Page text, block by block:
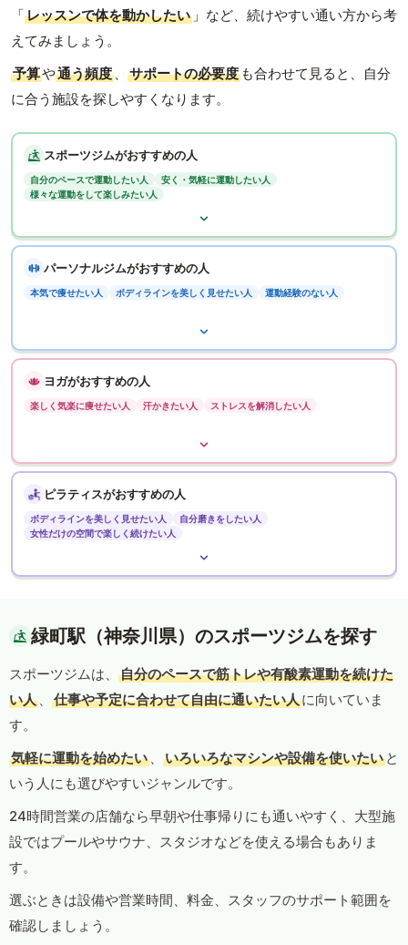
「レッスンで体を動かしたい 」など、続けやすい通い方から考
えてみましょう。
予算や通う頻度 、 サポートの必要度 も合わせて見ると、自分
に合う施設を探しやすくなります。
スポーツジムがおすすめの人
自分のペースで運動したい人
安く・気軽に運動したい人
様々な運動をして楽しみたい人
パーソナルジムがおすすめの人
本気で痩せたい人 ボディラインを美しく見せたい人 運動経験のない人
ヨガがおすすめの人
楽しく気楽に痩せたい人 汗かきたい人 ストレスを解消したい人
ピラティスがおすすめの人
ボディラインを美しく見せたい人
自分磨きをしたい人
女性だけの空間で楽しく続けたい人
緑町駅（神奈川県）のスポーツジムを探す
スポーツジムは、
自分のペースで筋トレや有酸素運動を続けた
い人 、 仕事や予定に合わせて自由に通いたい人に向いていま
す。
気軽に運動を始めたい 、 いろいろなマシンや設備を使いたい と
いう人にも選びやすいジャンルです。
24時間営業の店舗なら早朝や仕事帰りにも通いやすく、大型施
設ではプールやサウナ、スタジオなどを使える場合もありま
す。
選ぶときは設備や営業時間、料金、スタッフのサポート範囲を
確認しましょう。